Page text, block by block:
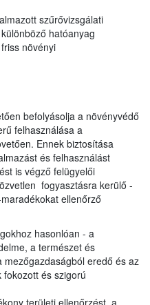
szűrővizsgálati
hatóanyag
növényi
befolyásolja a növényvédő
felhasználása a
Ennek biztosítása
és felhasználást
is végző felügyelői
fogyasztásra kerülő -
ellenőrző
hasonlóan - a
a természet és
eredő és az
és szigorú